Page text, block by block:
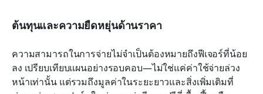
ต้นทุนและความยืดหยุ่นด้านราคา
ความสามารถในการจ่ายไม่จำเป็นต้องหมายถึงฟีเจอร์ที่น้อย
ลง เปรียบเทียบแผนอย่างรอบคอบ—ไม่ใช่แค่ค่าใช้จ่ายล่วง
หน้าเท่านั้น แต่รวมถึงมูลค่าในระยะยาวและสิ่งเพิ่มเติมที่